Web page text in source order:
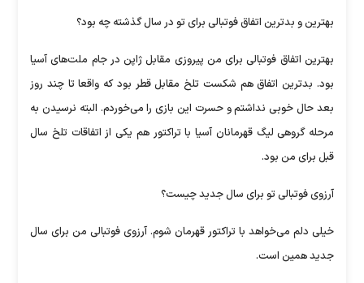
بهترین و بدترین اتفاق فوتبالی برای تو در سال گذشته چه بود؟
بهترین اتفاق فوتبالی برای من پیروزی مقابل ژاپن در جام ملت‌های آسیا
بود. بدترین اتفاق هم شکست تلخ مقابل قطر بود که واقعا تا چند روز
بعد حال خوبی نداشتم و حسرت این بازی را می‌خوردم. البته نرسیدن به
مرحله گروهی لیگ قهرمانان آسیا با تراکتور هم یکی از اتفاقات تلخ سال
قبل برای من بود.
آرزوی فوتبالی تو برای سال جدید چیست؟
خیلی دلم می‌خواهد با تراکتور قهرمان شوم. آرزوی فوتبالی من برای سال
جدید همین است.